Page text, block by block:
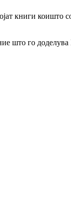
книги коишто
што го доделува